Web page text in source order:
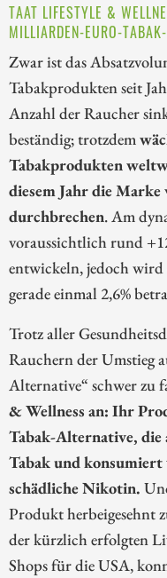
TAAT LIFESTYLE &
MILLIARDEN-EURO-
Zwar ist das
Tabakprodukten seit
Anzahl der Raucher
beständig; trotzdem
Tabakprodukten
diesem Jahr die
durchbrechen. Am
voraussichtlich rund
entwickeln, jedoch wird
gerade einmal 2,6%
Trotz aller
Rauchern der Umstieg
Alternative“ schwer zu
& Wellness an: Ihr
Tabak-Alternative, die
Tabak und konsumiert
schädliche Nikotin.
Produkt herbeigesehnt
der kürzlich erfolgten
Shops für die USA,